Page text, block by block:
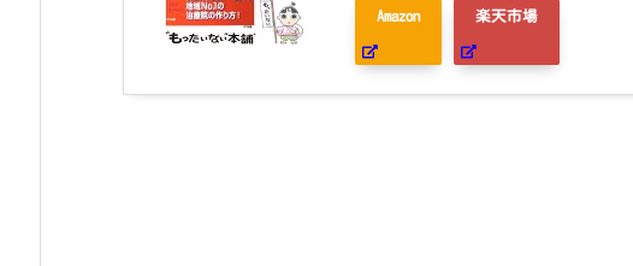
Amazon 楽天市場